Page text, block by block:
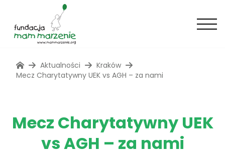
Aktualności
Kraków
Mecz Charytatywny UEK vs AGH – za nami
Mecz Charytatywny UEK
vs AGH – za nami